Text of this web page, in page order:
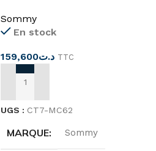
Sommy
En stock
د.ت159,600 TTC
AJOUTER AU PANIER
UGS : CT7-MC62
MARQUE Sommy